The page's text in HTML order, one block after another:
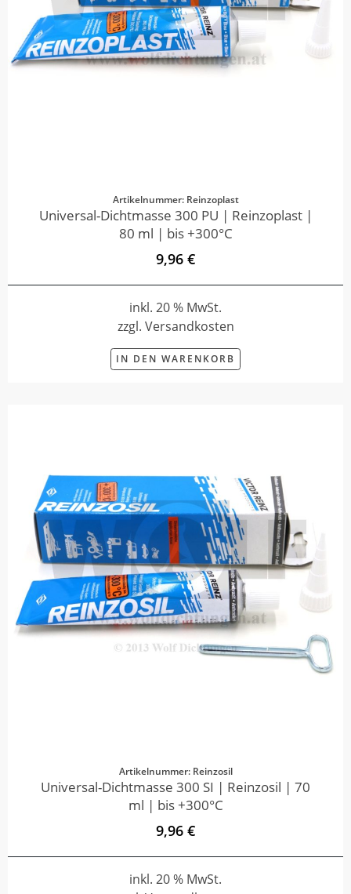
Artikelnummer: Reinzoplast
Universal-Dichtmasse 300 PU | Reinzoplast |
80 ml | bis +300°C
9,96 €
inkl. 20 % MwSt.
zzgl. Versandkosten
IN DEN WARENKORB
Artikelnummer: Reinzosil
Universal-Dichtmasse 300 SI | Reinzosil | 70
ml | bis +300°C
9,96 €
inkl. 20 % MwSt.